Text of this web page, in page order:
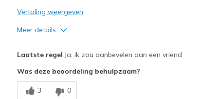
Vertaling weergeven
Meer details
Durable
Laatste regel Ja, ik zou aanbevelen aan een vriend
Was deze beoordeling behulpzaam?
3 0